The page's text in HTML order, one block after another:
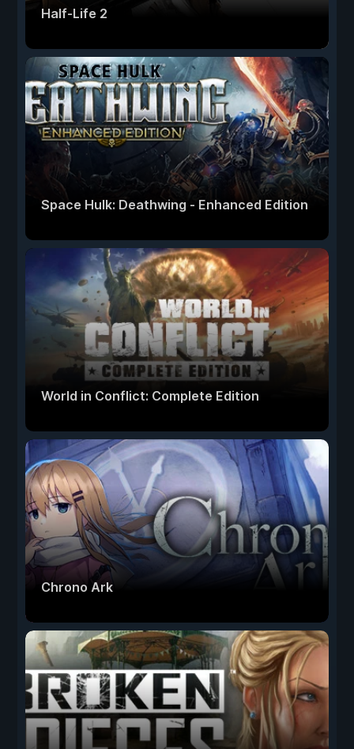
Half-Life 2
Space Hulk: Deathwing - Enhanced Edition
World in Conflict: Complete Edition
Chrono Ark